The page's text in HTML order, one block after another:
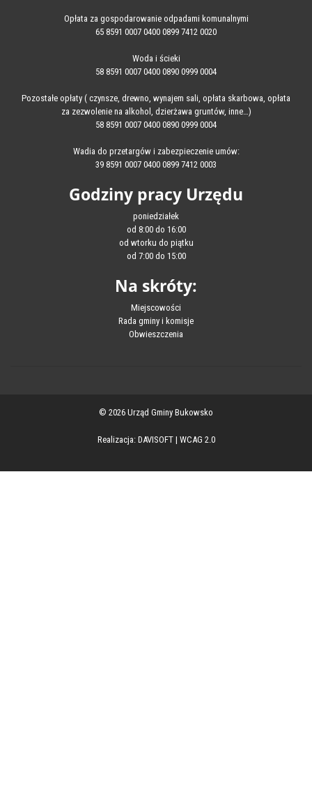
Opłata za gospodarowanie odpadami komunalnymi
65 8591 0007 0400 0899 7412 0020
Woda i ścieki
58 8591 0007 0400 0890 0999 0004
Pozostałe opłaty ( czynsze, drewno, wynajem sali, opłata skarbowa, opłata
za zezwolenie na alkohol, dzierżawa gruntów, inne…)
58 8591 0007 0400 0890 0999 0004
Wadia do przetargów i zabezpieczenie umów:
39 8591 0007 0400 0899 7412 0003
Godziny pracy Urzędu
poniedziałek
od 8:00 do 16:00
od wtorku do piątku
od 7:00 do 15:00
Na skróty:
Miejscowości
Rada gminy i komisje
Obwieszczenia
© 2026 Urząd Gminy Bukowsko
Realizacja: DAVISOFT| WCAG 2.0